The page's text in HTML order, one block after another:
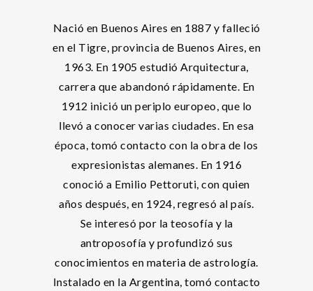
Nació en Buenos Aires en 1887 y falleció
en el Tigre, provincia de Buenos Aires, en
1963. En 1905 estudió Arquitectura,
carrera que abandonó rápidamente. En
1912 inició un periplo europeo, que lo
llevó a conocer varias ciudades. En esa
época, tomó contacto con la obra de los
expresionistas alemanes. En 1916
conoció a Emilio Pettoruti, con quien
años después, en 1924, regresó al país.
Se interesó por la teosofía y la
antroposofía y profundizó sus
conocimientos en materia de astrología.
Instalado en la Argentina, tomó contacto